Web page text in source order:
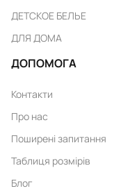
ДЕТСКОЕ БЕЛЬЕ
ДЛЯ ДОМА
ДОПОМОГА
Контакти
Про нас
Поширені запитання
Таблиця розмірів
Блог